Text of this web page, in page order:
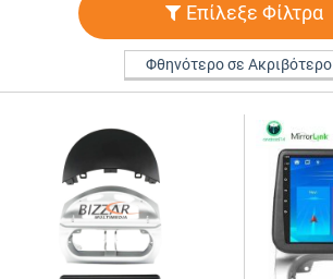
Επίλεξε Φίλτρα
Φθηνότερο σε Ακριβότερο